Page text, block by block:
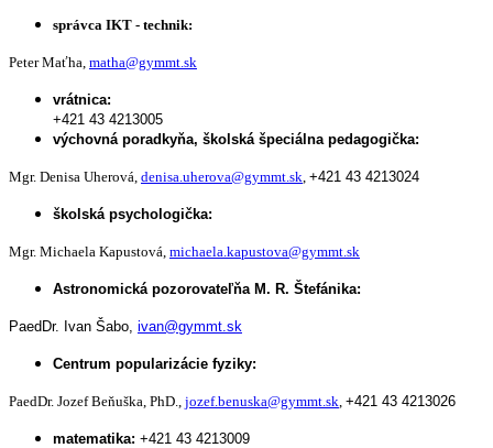
správca IKT - technik:
Peter Maťha, matha@gymmt.sk
vrátnica:
+421 43 4213005
výchovná poradkyňa, školská špeciálna pedagogička:
Mgr. Denisa Uherová, denisa.uherova@gymmt.sk +421 43 4213024
školská psychologička:
Mgr. Michaela Kapustová, michaela.kapustova@gymmt.sk
Astronomická pozorovateľňa M. R. Štefánika:
PaedDr. Ivan Šabo, ivan@gymmt.sk
Centrum popularizácie fyziky:
PaedDr. Jozef Beňuška, PhD., jozef.benuska@gymmt.sk +421 43 4213026
matematika: +421 43 4213009